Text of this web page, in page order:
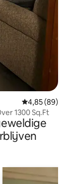
Gemiddelde
4,85 (89)
1300 Sq.Ft